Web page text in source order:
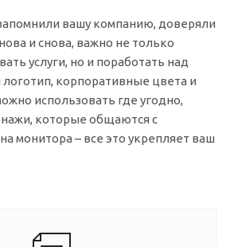
вашу компанию, доверяли
и снова, важно не только
услуги, но и поработать над
корпоративные цвета и
использовать где угодно,
которые общаются с
монитора – все это укрепляет ваш